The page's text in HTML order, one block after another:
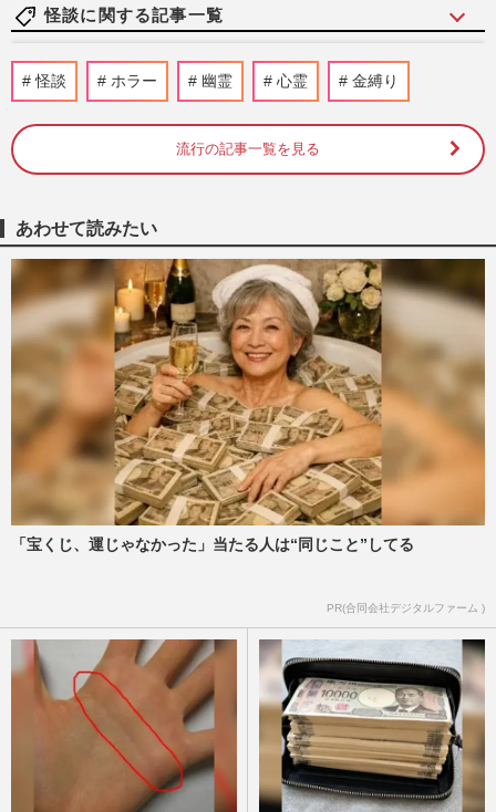
怪談に関する記事一覧
NHK朝ドラ『ばけばけ』で大注目！『雪
女』『「耳なし芳一』の原点、小泉八雲と
週刊女性2025年10月21・28日号 2025/10/13
最新予告に「重厚感が凄い」「名作の予
感」ダークな世界観に集まる絶…
週刊女性PRIME
【知って楽しい雑学】夏の風物詩といえ
ば“怖い話”なのはなぜ？きっかけは江戸時
代に歌舞伎で上演された怪…
週刊女性2023年9月5日号 2023/8/23
怪談芸人・島田秀平が遭遇した「日本列島
の怖い話4選」ひとりのときに読むのは危
険デス！
週刊女性2022年9月6日号 2022/8/28
タクシー会社が“心霊スポット巡礼ツア
れてしまった心霊写真
週刊女性2022年8月16日号 2022/8/5
怪談 ホラー 幽霊 心霊 金縛り
流行の記事一覧を見る
あわせて読みたい
「宝くじ、運じゃなかった」当たる人は“同じこと”してる
PR(合同会社デジタルファーム )